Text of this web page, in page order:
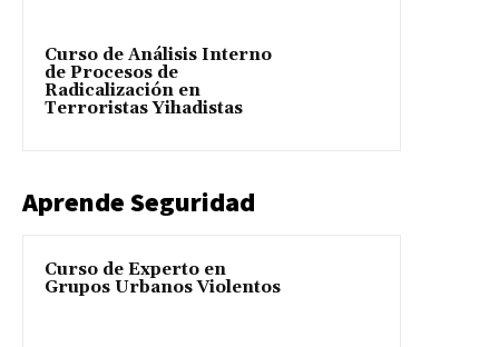
Curso de Análisis Interno
de Procesos de
Radicalización en
Terroristas Yihadistas
Aprende Seguridad
Curso de Experto en
Grupos Urbanos Violentos